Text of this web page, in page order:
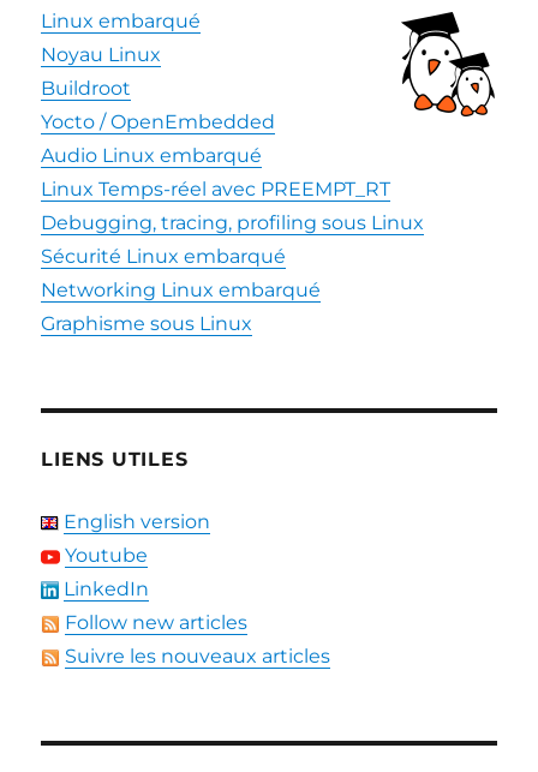
Linux embarqué
Noyau Linux
Buildroot
Yocto / OpenEmbedded
Audio Linux embarqué
Linux Temps-réel avec PREEMPT_RT
Debugging, tracing, profiling sous Linux
Sécurité Linux embarqué
Networking Linux embarqué
Graphisme sous Linux
LIENS UTILES
English version
Youtube
LinkedIn
Follow new articles
Suivre les nouveaux articles